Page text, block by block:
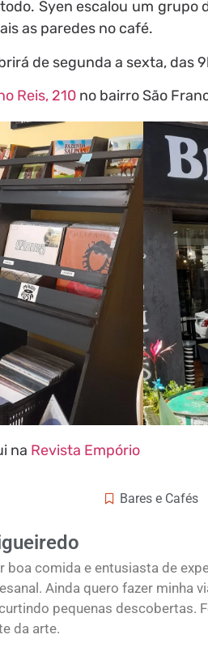
Syen escalou um
as paredes no café.
de segunda a sexta, das
Reis, 210 no bairro São
na Revista Empório
Bares e Cafés
boa comida e entusiasta de
Ainda quero fazer minha
pequenas descobertas.
da arte.